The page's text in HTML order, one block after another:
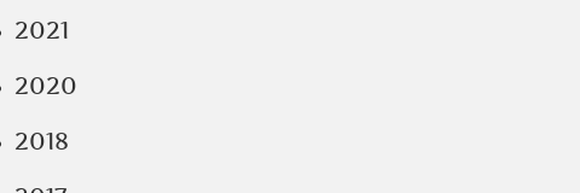
2021
2020
2018